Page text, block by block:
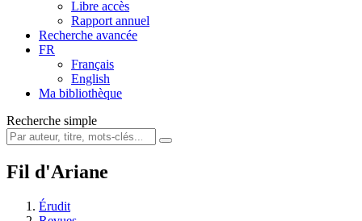
Libre accès
Rapport annuel
Recherche avancée
FR
Français
English
Ma bibliothèque
Recherche simple
Fil d'Ariane
Érudit